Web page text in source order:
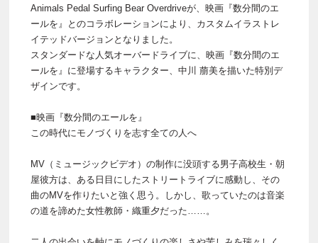
Animals Pedal Surfing Bear Overdriveが、映画『数分間のエ
ールを』とのコラボレーションにより、カスタムイラストレ
イテッドバージョンとなりました。
スタンダードな人気オーバードライブに、映画『数分間のエ
ールを』に登場するキャラクター、中川 萠美を描いた特別デ
ザインです。
■映画『数分間のエールを』
この時代にモノづくりを志す全ての人へ
MV（ミュージックビデオ）の制作に没頭する男子高校生・朝
屋彼方は、ある日目にしたストリートライブに感動し、その
曲のMVを作りたいと強く思う。しかし、歌っていたのは音楽
の道を諦めた女性教師・織重夕だった……。